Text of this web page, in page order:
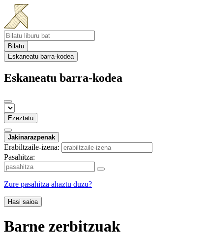
Bilatu
Eskaneatu barra-kodea
Eskaneatu barra-kodea
Ezeztatu
Jakinarazpenak
Erabiltzaile-izena:
Pasahitza:
Zure pasahitza ahaztu duzu?
Hasi saioa
Barne zerbitzuak